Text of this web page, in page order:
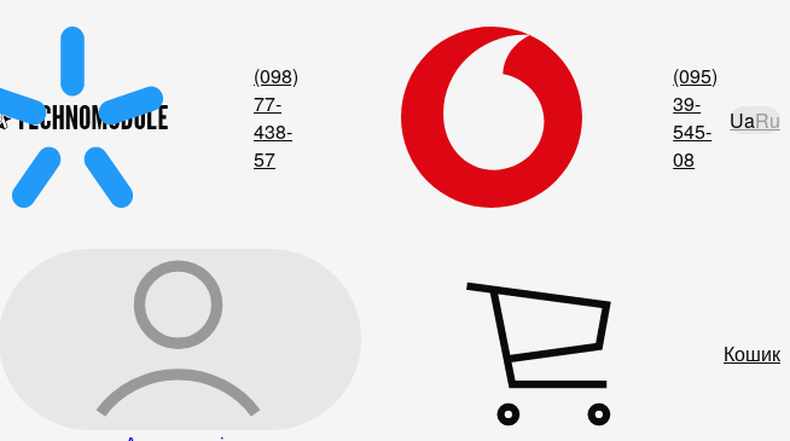
(098)
77-
438-
57
(095)
39-
545-
08
UaRu
Кошик